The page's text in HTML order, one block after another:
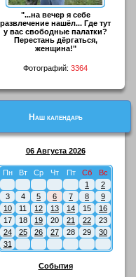
"...на вечер я себе
развлечение нашёл... Где тут
у вас свободные палатки?
Перестань дёргаться,
женщина!"
Фотографий: 3364
Наш календарь
06 Августа 2026
Пн Вт Ср Чт Пт Сб
Вс
1
2
3
4 5 6 7 8
9
10
11 12 13 14 15
16
17
18 19 20 21 22
23
24
25 26 27 28 29
30
31
События